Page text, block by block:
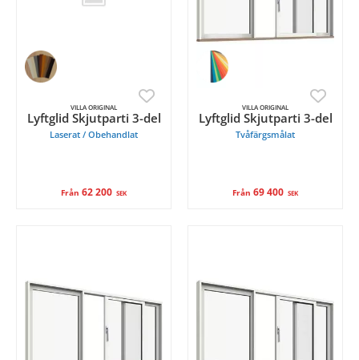
VILLA ORIGINAL
Lyftglid Skjutparti 3-del
Laserat / Obehandlat
Från62 200 SEK
VILLA ORIGINAL
Lyftglid Skjutparti 3-del
Tvåfärgsmålat
Från69 400 SEK